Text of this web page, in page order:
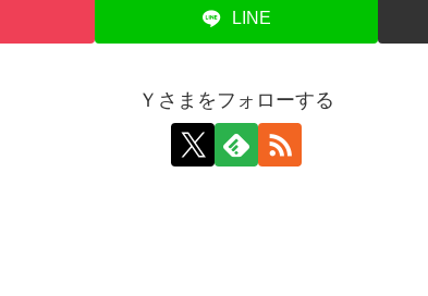
LINE
Ｙさまをフォローする